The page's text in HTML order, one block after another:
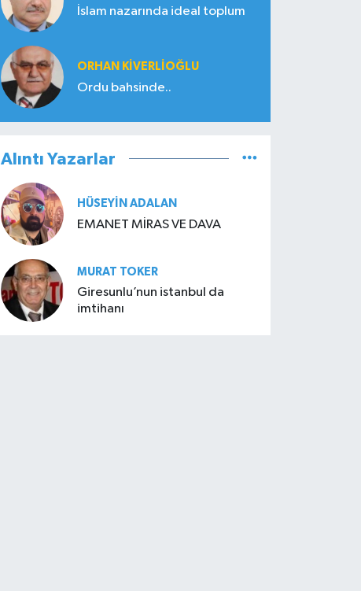
İslam nazarında ideal toplum
ORHAN KIVERLIOĞLU
Ordu bahsinde..
Alıntı Yazarlar
HÜSEYIN ADALAN
EMANET MİRAS VE DAVA
MURAT TOKER
Giresunlu’nun istanbul da
imtihanı